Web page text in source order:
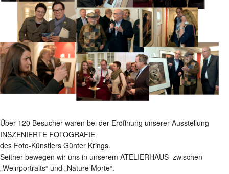
Über 120 Besucher waren bei der Eröffnung unserer Ausstellung
INSZENIERTE FOTOGRAFIE
des Foto-Künstlers Günter Krings.
Seither bewegen wir uns in unserem ATELIERHAUS zwischen
„Weinportraits“ und „Nature Morte“.